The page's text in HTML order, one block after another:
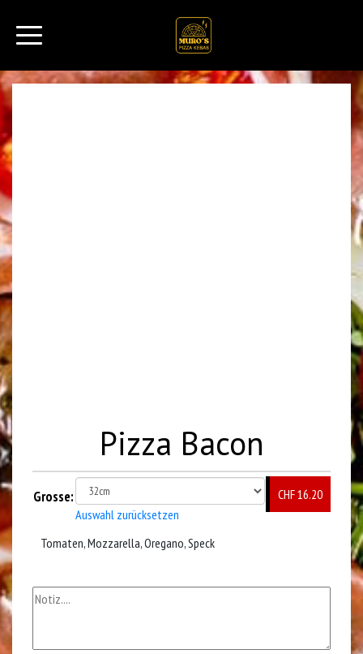
Pizza Bacon
CHF 16.20
Tomaten, Mozzarella, Oregano, Speck
Grosse:
Auswahl zurücksetzen